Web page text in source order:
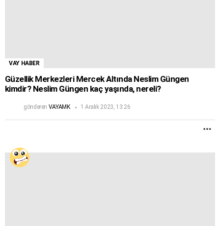
VAY HABER
Güzellik Merkezleri Mercek Altında Neslim Güngen
kimdir? Neslim Güngen kaç yaşında, nereli?
gönderen VAYAMK 1 Aralık 2023, 13:26